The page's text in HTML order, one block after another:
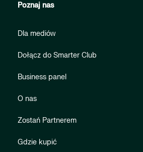
Poznaj nas
Dla mediów
Dołącz do Smarter Club
Business panel
O nas
Zostań Partnerem
Gdzie kupić